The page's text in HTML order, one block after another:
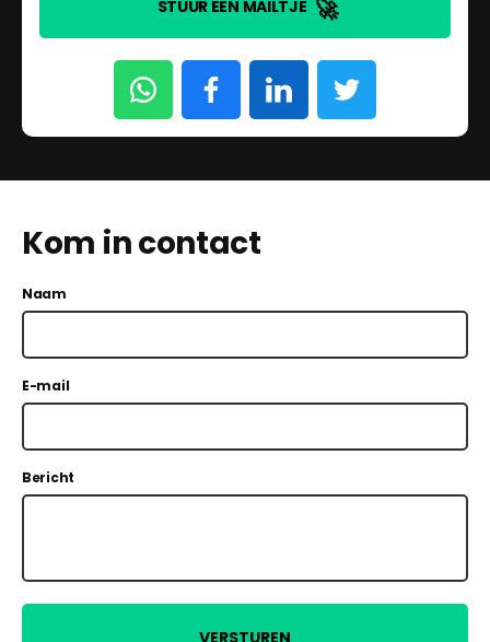
STUUR EEN MAILTJE 🚀
Kom in contact
Naam
E-mail
Bericht
VERSTUREN